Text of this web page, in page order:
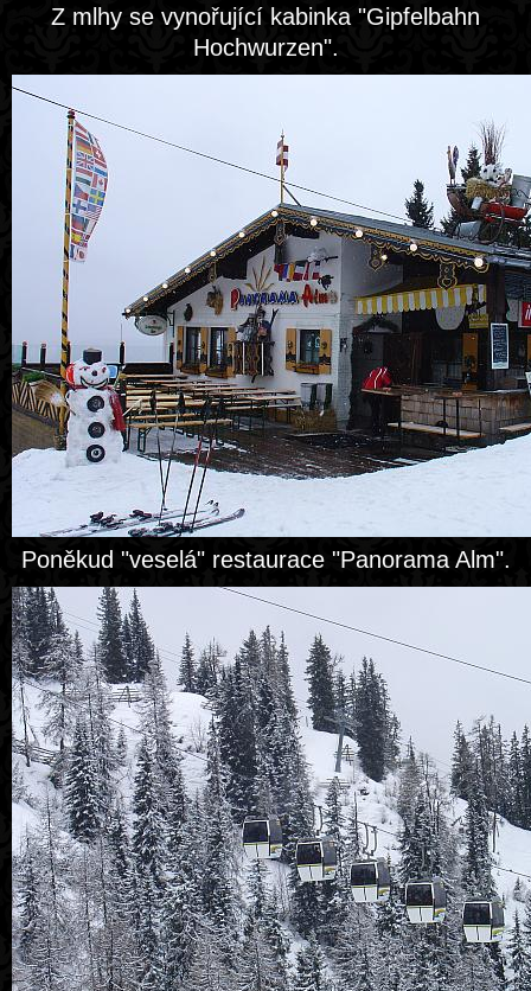
Z mlhy se vynořující kabinka "Gipfelbahn
Hochwurzen".
Poněkud "veselá" restaurace "Panorama Alm".